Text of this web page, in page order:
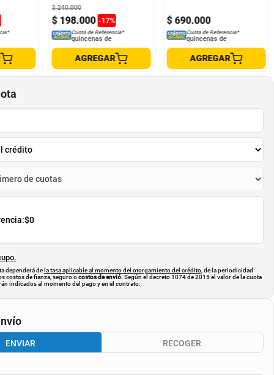
$ 198.000 -17%
$ 240.000
Cuota de Referencia*
quincenas de
AGREGAR
$ 690.000
Cuota de Referencia*
quincenas de
AGREGAR
$0
dependerá de la tasa aplicable al momento del otorgamiento del crédito, de la periodicidad
costos de fianza, seguro ocostos de envió. Según el decreto 1074 de 2015 el valor de la cuota
indicados al momento del pago y en el contrato.
ENVIAR RECOGER